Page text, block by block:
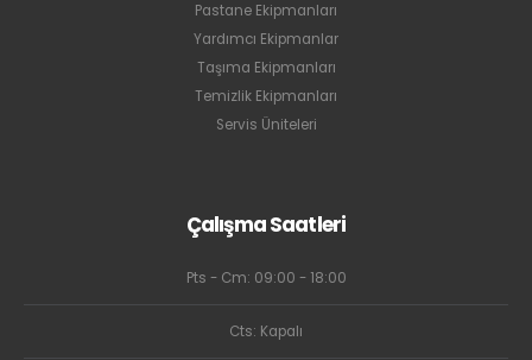
Pastane Ekipmanları
Yardımcı Ekipmanlar
Taşıma Ekipmanları
Temizlik Ekipmanları
Servis Üniteleri
Çalışma Saatleri
Pts - Cm: 09:00 - 18:00
Cts: Kapalı